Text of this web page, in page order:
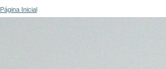
Página Inicial